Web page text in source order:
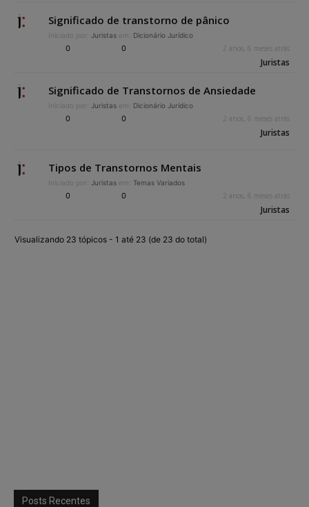
Significado de transtorno de pânico
Iniciado por: Juristas em: Dicionário Jurídico
0 0 2 anos, 6 meses atrás
Juristas
Significado de Transtornos de Ansiedade
Iniciado por: Juristas em: Dicionário Jurídico
0 0 2 anos, 6 meses atrás
Juristas
Tipos de Transtornos Mentais
Iniciado por: Juristas em: Temas Variados
0 0 2 anos, 6 meses atrás
Juristas
Visualizando 23 tópicos - 1 até 23 (de 23 do total)
Posts Recentes